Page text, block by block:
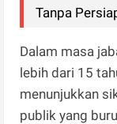
Tanpa
Dalam masa
lebih dari 15
menunjukkan
publik yang